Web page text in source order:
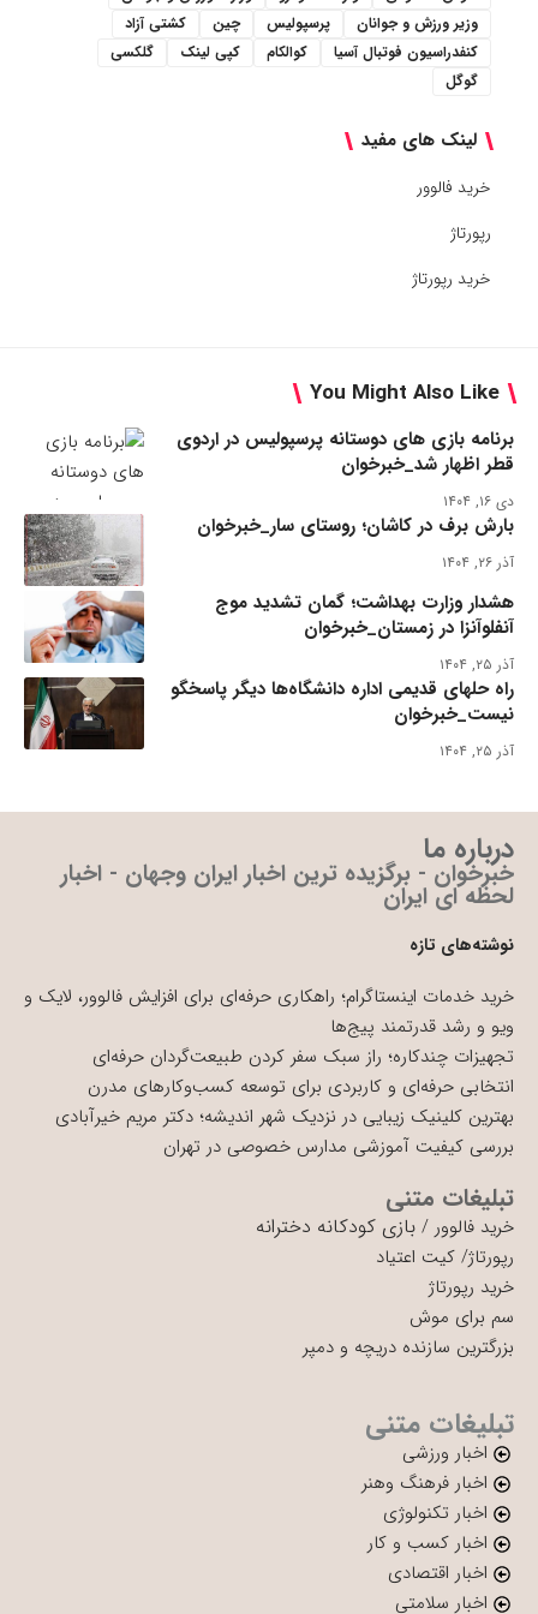
وزیر ورزش و جوانان
پرسپولیس چین
کشتی آزاد
کنفدراسیون فوتبال آسیا
کوالکام کپی لینک
گلکسی
گوگل
لینک های مفید
خرید فالوور
رپورتاژ
خرید رپورتاژ
You Might Also Like
برنامه بازی های دوستانه پرسپولیس در اردوی
قطر اظهار شد_خبرخوان
دی ۱۶, ۱۴۰۴
بارش برف در کاشان؛ روستای سار_خبرخوان
آذر ۲۶, ۱۴۰۴
هشدار وزارت بهداشت؛ گمان تشدید موج
آنفلوآنزا در زمستان_خبرخوان
آذر ۲۵, ۱۴۰۴
راه حلهای قدیمی اداره دانشگاه‌ها دیگر پاسخگو
نیست_خبرخوان
آذر ۲۵, ۱۴۰۴
درباره ما
خبرخوان - برگزیده ترین اخبار ایران وجهان - اخبار
لحظه ای ایران
نوشته‌های تازه
خرید خدمات اینستاگرام؛ راهکاری حرفه‌ای برای افزایش فالوور، لایک و
ویو و رشد قدرتمند پیج‌ها
تجهیزات چندکاره؛ راز سبک سفر کردن طبیعت‌گردان حرفه‌ای
انتخابی حرفه‌ای و کاربردی برای توسعه کسب‌وکارهای مدرن
بهترین کلینیک زیبایی در نزدیک شهر اندیشه؛ دکتر مریم خیرآبادی
بررسی کیفیت آموزشی مدارس خصوصی در تهران
تبلیغات متنی
خرید فالوور / بازی کودکانه دخترانه
رپورتاژ/ کیت اعتیاد
خرید رپورتاژ
سم برای موش
بزرگترین سازنده دریچه و دمپر
تبلیغات متنی
اخبار ورزشی
اخبار فرهنگ وهنر
اخبار تکنولوژی
اخبار کسب و کار
اخبار اقتصادی
اخبار سلامتی